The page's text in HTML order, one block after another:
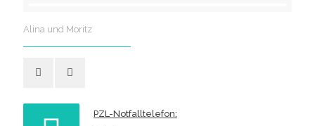
Alina und Moritz
PZL-Notfalltelefon: